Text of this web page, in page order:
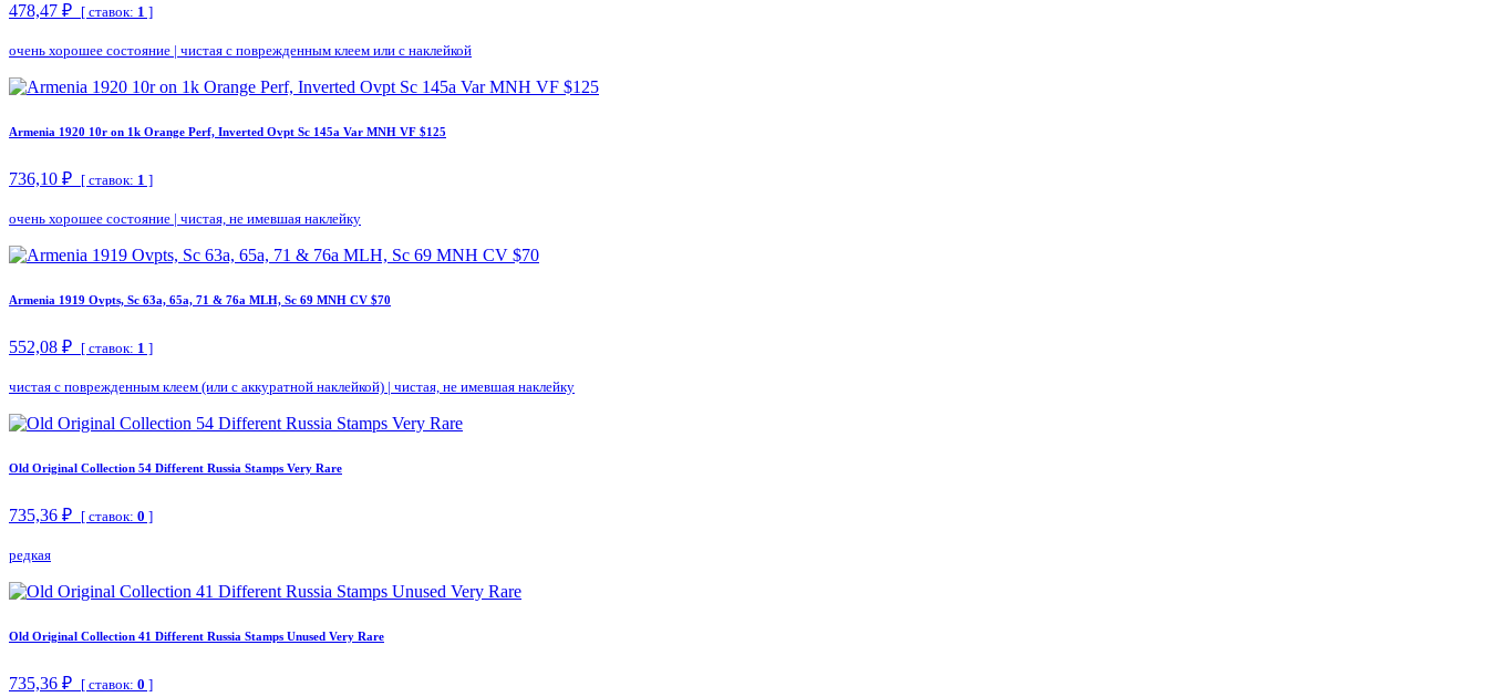
478,47 ₽ [ ставок: 1 ]
очень хорошее состояние | чистая с поврежденным клеем или с наклейкой
Armenia 1920 10r on 1k Orange Perf, Inverted Ovpt Sc 145a Var MNH VF $125
736,10 ₽ [ ставок: 1 ]
очень хорошее состояние | чистая, не имевшая наклейку
Armenia 1919 Ovpts, Sc 63a, 65a, 71 & 76a MLH, Sc 69 MNH CV $70
552,08 ₽ [ ставок: 1 ]
чистая с поврежденным клеем (или с аккуратной наклейкой) | чистая, не имевшая наклейку
Old Original Collection 54 Different Russia Stamps Very Rare
735,36 ₽ [ ставок: 0 ]
редкая
Old Original Collection 41 Different Russia Stamps Unused Very Rare
735,36 ₽ [ ставок: 0 ]